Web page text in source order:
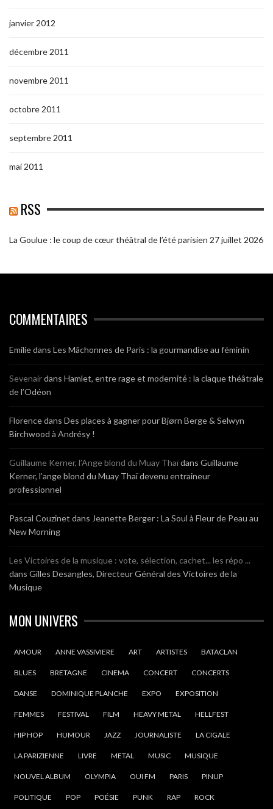
janvier 2012
décembre 2011
novembre 2011
octobre 2011
septembre 2011
mai 2011
RSS
La Goulue : le coup de cœur théâtral de l’été parisien 27 juillet 2026
COMMENTAIRES
Emiliedans Les Mâchonnes de Paris : la gourmandise au féminin
Sevenairdans Hamlet, entre rage et modernité : la claque théâtrale
de l’Odéon
Florencedans Des places à gagner pour Bjørn Berge & Selwyn
Birchwood à Andrésy !
Guillaume Kerner, l’Ange blond du Muay Thaïdans Guillaume
Kerner, l’ange blond du Muay Thaï devenu entraineur
professionnel
Pascal Couzinet dans Jeanette Berger : La Soul à Fleur de Peau au
New Morning
Les Victoires de la musique : vote, sélection, cachet... les répo ...
dans Gilles Desangles, Directeur Général des Victoires de la
Musique
MON UNIVERS
AMOUR ANNE VASSIVIERE ART ARTISTES BATACLAN
BLUES BRETAGNE CINEMA CONCERT CONCERTS
DANSE DOMINIQUE PLANCHE EXPO EXPOSITION
FEMMES FESTIVAL FILM HEAVY METAL HELLFEST
HIP HOP HUMOUR JAZZ JOURNALISTE LA CIGALE
LA PARIZIENNE LIVRE METAL MUSIC MUSIQUE
NOUVEL ALBUM OLYMPIA OUI FM PARIS PINUP
POLITIQUE POP POÉSIE PUNK RAP ROCK